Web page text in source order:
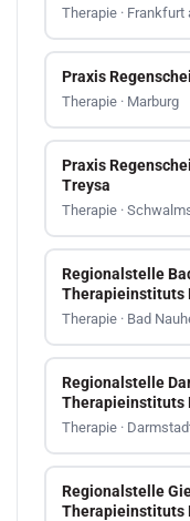
Therapie · Frankfurt
Praxis
Therapie · Marburg
Praxis
Treysa
Therapie ·
Regionalstelle
Therapieinstituts
Therapie · Bad
Regionalstelle
Therapieinstituts
Therapie ·
Regionalstelle
Therapieinstituts